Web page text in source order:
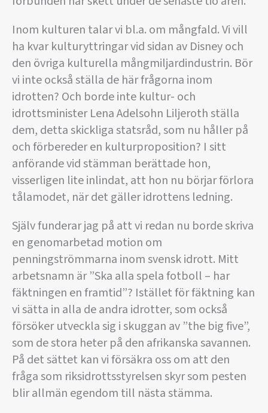
Inom kulturen talar vi bl.a. om mångfald. Vi vill
ha kvar kulturyttringar vid sidan av Disney och
den övriga kulturella mångmiljardindustrin. Bör
vi inte också ställa de här frågorna inom
idrotten? Och borde inte kultur- och
idrottsminister Lena Adelsohn Liljeroth ställa
dem, detta skickliga statsråd, som nu håller på
och förbereder en kulturproposition? I sitt
anförande vid stämman berättade hon,
visserligen lite inlindat, att hon nu börjar förlora
tålamodet, när det gäller idrottens ledning.
Själv funderar jag på att vi redan nu borde skriva
en genomarbetad motion om
penningströmmarna inom svensk idrott. Mitt
arbetsnamn är ”Ska alla spela fotboll – har
fäktningen en framtid”? Istället för fäktning kan
vi sätta in alla de andra idrotter, som också
försöker utveckla sig i skuggan av ”the big five”,
som de stora heter på den afrikanska savannen.
På det sättet kan vi försäkra oss om att den
fråga som riksidrottsstyrelsen skyr som pesten
blir allmän egendom till nästa stämma.